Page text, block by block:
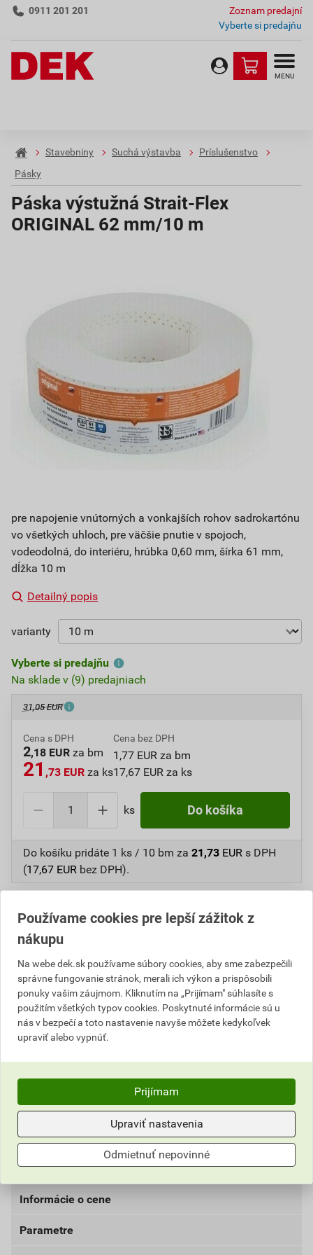
0911 201 201
Zoznam predajní
Vyberte si predajňu
MENU
Stavebniny Suchá výstavba
Príslušenstvo
Pásky
Páska výstužná Strait-Flex
ORIGINAL 62 mm/10 m
pre napojenie vnútorných a vonkajších rohov sadrokartónu
vo všetkých uhloch, pre väčšie pnutie v spojoch,
vodeodolná, do interiéru, hrúbka 0,60 mm, šírka 61 mm,
dĺžka 10 m
Detailný popis
varianty
Vyberte si predajňu
Na sklade v (9) predajniach
31,05 EUR
Cena s DPH
2,18 EUR za bm
21 ,73 EUR za ks
Cena bez DPH
1,77 EUR za bm
17,67 EUR za ks
ks Do košíka
Do košíku pridáte 1 ks / 10 bm za 21,73 EUR s DPH
(17,67 EUR bez DPH).
VýrobcaSTRAIT-FLEX
Popis
Páska ORIGINAL od americkej firmy Strait-flex je
izolačná páska pre napojenie vnútorných a vonkajších
rohov vo všetkých uhloch, pre arkiere, vikiere,
nepravidelné uhly a na okenné špalety. Hrubšie než
páska MEDIUM. Páska sa nekrúti, netrhá a nevytvára
priehlbiny. Páska je tvarovateľná a možno ju preto
ľahko použiť akýkoľvek rohov a kútov. Pásku je možné
použiť na sadrokartónové, sadrovláknité a cementové
dosky. Jedinečnou výhodou pásky Straitflex Original je
jej odolnosť voči vode.
Informácie o cene
Aktuálna predajná cena po zľave 30% z cenníkovej
Parametre
Používame cookies pre lepší zážitok z
nákupu
Na webe dek.sk používame súbory cookies, aby sme zabezpečili
správne fungovanie stránok, merali ich výkon a prispôsobili
ponuky vašim záujmom. Kliknutím na „Prijímam" súhlasíte s
použitím všetkých typov cookies. Poskytnuté informácie sú u
nás v bezpečí a toto nastavenie navyše môžete kedykoľvek
upraviť alebo vypnúť.
Prijímam
Upraviť nastavenia
Odmietnuť nepovinné